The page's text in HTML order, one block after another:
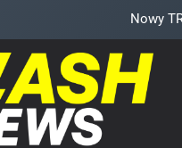
Nowy
TAK może wyglądać
Victora! Sue Storm będzie